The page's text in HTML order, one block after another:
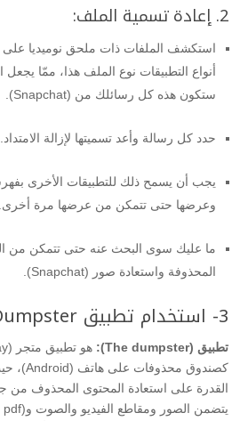
2. إعادة تسمية الملف:
استكشف الملفات ذات ملحق نوميديا ​​على
أنواع التطبيقات نوع الملف هذا، ممّا يجعل
ستكون هذه كل رسائلك من (Snapchat).
حدد كل رسالة وأعد تسميتها لإزالة الامتداد.
يجب أن يسمح ذلك للتطبيقات الأخرى
وعرضها حتى تتمكن من عرضها مرة أخرى.
ما عليك سوى البحث عنه حتى تتمكن من
المحذوفة واستعادة صور (Snapchat).
3- استخدام تطبيق Dumpster:
تطبيق (The dumpster):